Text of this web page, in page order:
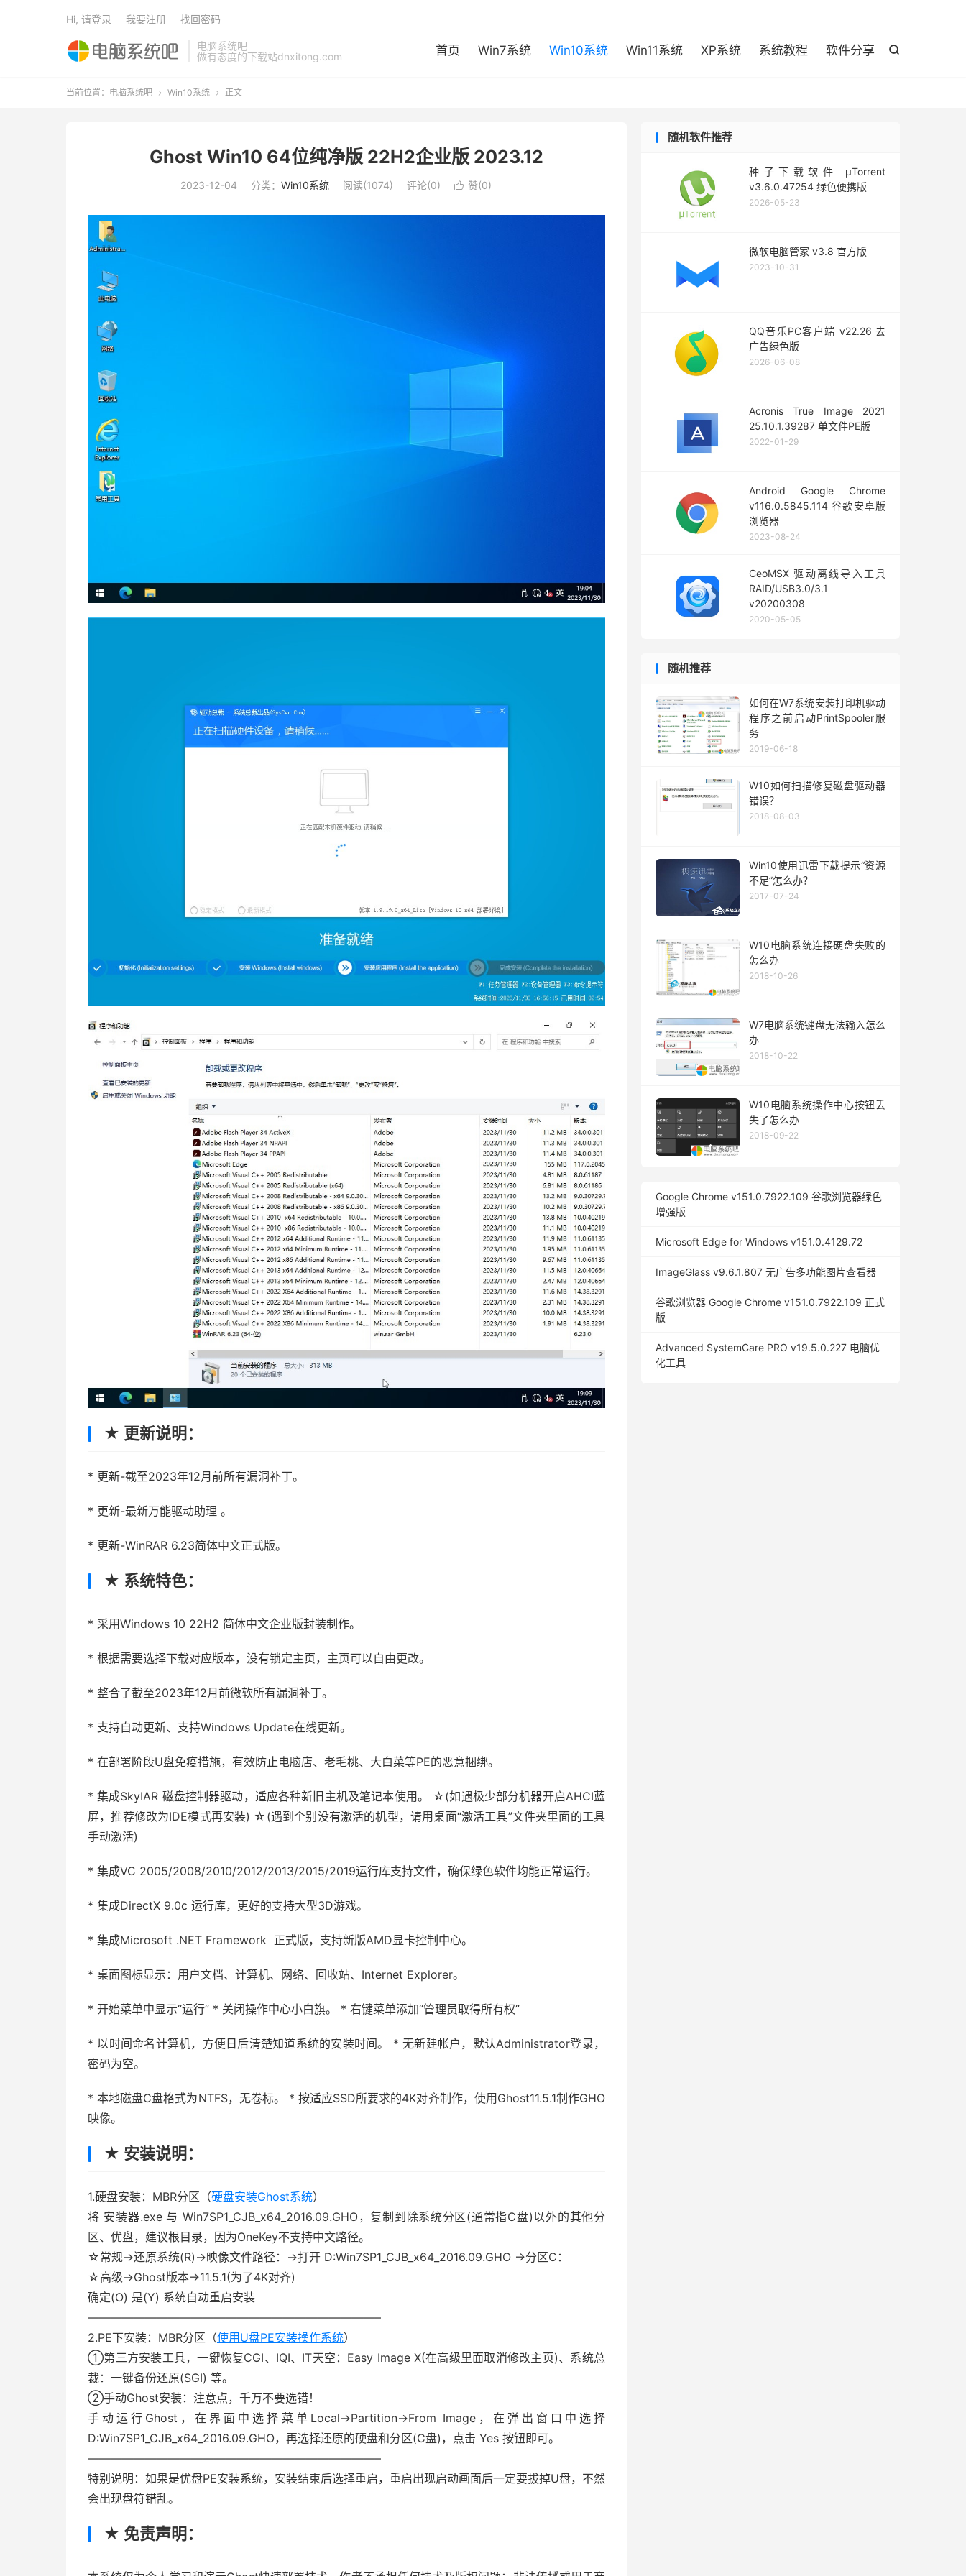
电脑系统吧
做有态度的下载站dnxitong.com

首页 Win7系统 Win10系统 Win11系统 XP系统 系统教程 软件分享
Hi, 请登录 我要注册 找回密码
当前位置： 电脑系统吧  Win10系统  正文
Ghost Win10 64位纯净版 22H2企业版 2023.12
2023-12-04 分类： Win10系统 阅读(1074) 评论(0)  赞(0)
★ 更新说明：
* 更新-截至2023年12月前所有漏洞补丁。
* 更新-最新万能驱动助理 。
* 更新-WinRAR 6.23简体中文正式版。
★ 系统特色：
* 采用Windows 10 22H2 简体中文企业版封装制作。
* 根据需要选择下载对应版本，没有锁定主页，主页可以自由更改。
* 整合了截至2023年12月前微软所有漏洞补丁。
* 支持自动更新、支持Windows Update在线更新。
* 在部署阶段U盘免疫措施，有效防止电脑店、老毛桃、大白菜等PE的恶意捆绑。
* 集成SkyIAR 磁盘控制器驱动，适应各种新旧主机及笔记本使用。 ☆(如遇极少部分机器开启AHCI蓝
屏，推荐修改为IDE模式再安装) ☆(遇到个别没有激活的机型，请用桌面“激活工具”文件夹里面的工具
手动激活)
* 集成VC 2005/2008/2010/2012/2013/2015/2019运行库支持文件，确保绿色软件均能正常运行。
* 集成DirectX 9.0c 运行库，更好的支持大型3D游戏。
* 集成Microsoft .NET Framework 正式版，支持新版AMD显卡控制中心。
* 桌面图标显示：用户文档、计算机、网络、回收站、Internet Explorer。
* 开始菜单中显示“运行” * 关闭操作中心小白旗。 * 右键菜单添加“管理员取得所有权”
* 以时间命名计算机，方便日后清楚知道系统的安装时间。 * 无新建帐户，默认Administrator登录，
密码为空。
* 本地磁盘C盘格式为NTFS，无卷标。 * 按适应SSD所要求的4K对齐制作，使用Ghost11.5.1制作GHO
映像。
★ 安装说明：
1.硬盘安装：MBR分区（硬盘安装Ghost系统）
将 安装器.exe 与 Win7SP1_CJB_x64_2016.09.GHO，复制到除系统分区(通常指C盘)以外的其他分
区、优盘，建议根目录，因为OneKey不支持中文路径。
☆常规→还原系统(R)→映像文件路径：→打开 D:Win7SP1_CJB_x64_2016.09.GHO →分区C：
☆高级→Ghost版本→11.5.1(为了4K对齐)
确定(O) 是(Y) 系统自动重启安装
—————————————————————————–
2.PE下安装：MBR分区（使用U盘PE安装操作系统）
①第三方安装工具，一键恢复CGI、IQI、IT天空：Easy Image X(在高级里面取消修改主页)、系统总
裁：一键备份还原(SGI) 等。
②手动Ghost安装：注意点，千万不要选错！
手动运行Ghost，在界面中选择菜单Local→Partition→From Image，在弹出窗口中选择
D:Win7SP1_CJB_x64_2016.09.GHO，再选择还原的硬盘和分区(C盘)，点击 Yes 按钮即可。
—————————————————————————–
特别说明：如果是优盘PE安装系统，安装结束后选择重启，重启出现启动画面后一定要拔掉U盘，不然
会出现盘符错乱。
★ 免责声明：
随机软件推荐
种子下载软件 μTorrent
v3.6.0.47254 绿色便携版
2026-05-23
微软电脑管家 v3.8 官方版
2023-10-31
QQ音乐PC客户端 v22.26 去
广告绿色版
2026-06-08
Acronis True Image 2021
25.10.1.39287 单文件PE版
2022-01-29
Android Google Chrome
v116.0.5845.114 谷歌安卓版
浏览器
2023-08-24
CeoMSX 驱动离线导入工具
RAID/USB3.0/3.1
v20200308
2020-05-05
随机推荐
如何在W7系统安装打印机驱动
程序之前启动PrintSpooler服
务
2019-06-18
W10如何扫描修复磁盘驱动器
错误？
2018-08-03
Win10使用迅雷下载提示“资源
不足”怎么办？
2017-07-24
W10电脑系统连接硬盘失败的
怎么办
2018-10-26
W7电脑系统键盘无法输入怎么
办
2018-10-22
W10电脑系统操作中心按钮丢
失了怎么办
2018-09-22
Google Chrome v151.0.7922.109 谷歌浏览器绿色
增强版
Microsoft Edge for Windows v151.0.4129.72
ImageGlass v9.6.1.807 无广告多功能图片查看器
谷歌浏览器 Google Chrome v151.0.7922.109 正式
版
Advanced SystemCare PRO v19.5.0.227 电脑优
化工具